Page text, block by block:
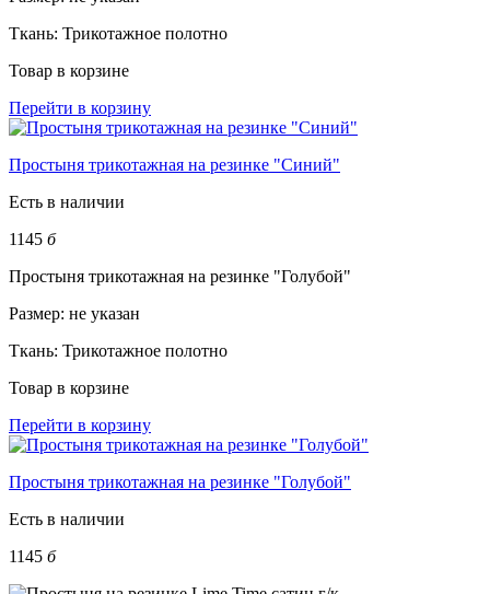
Ткань: Трикотажное полотно
Товар в корзине
Перейти в корзину
Простыня трикотажная на резинке "Синий"
Есть в наличии
1145 б
Простыня трикотажная на резинке "Голубой"
Размер: не указан
Ткань: Трикотажное полотно
Товар в корзине
Перейти в корзину
Простыня трикотажная на резинке "Голубой"
Есть в наличии
1145 б